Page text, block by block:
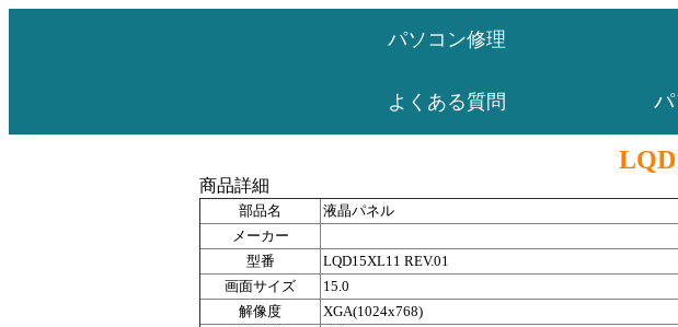
パソコン修理
よくある質問
商品詳細
部品名
液晶パネル
メーカー
型番
LQD15XL11 REV.01
画面サイズ
15.0
解像度
XGA(1024x768)